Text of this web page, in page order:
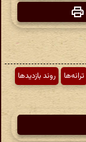
ترانه‌ها
روند بازدیدها